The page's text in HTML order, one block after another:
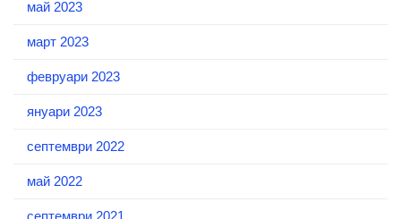
май 2023
март 2023
февруари 2023
януари 2023
септември 2022
май 2022
септември 2021